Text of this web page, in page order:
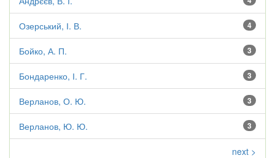
4
Озерський, І. В.
3
Бойко, А. П.
3
Бондаренко, І. Г.
3
Верланов, О. Ю.
3
Верланов, Ю. Ю.
next >